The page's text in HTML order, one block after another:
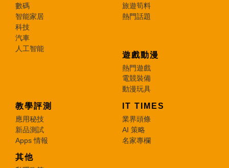
數碼
智能家居
科技
汽車
人工智能
旅遊筍料
熱門話題
遊戲動漫
熱門遊戲
電競裝備
動漫玩具
教學評測
應用秘技
新品測試
Apps 情報
IT TIMES
業界頭條
AI 策略
名家專欄
其他